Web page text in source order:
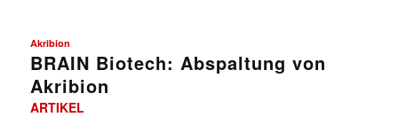
Akribion
BRAIN Biotech: Abspaltung von
Akribion
ARTIKEL